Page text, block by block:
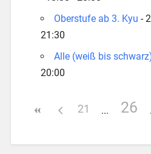
Oberstufe ab 3. Kyu -
21:30
Alle (weiß bis
20:00
21 26